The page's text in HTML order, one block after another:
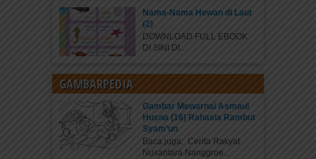
Nama-Nama Hewan di Laut
(2)
DOWNLOAD FULL EBOOK
DI SINI DI...
GAMBARPEDIA
Gambar Mewarnai Asmaul
Husna (16) Rahasia Rambut
Syam’un
Baca juga: Cerita Rakyat
Nusantara Nanggroe...